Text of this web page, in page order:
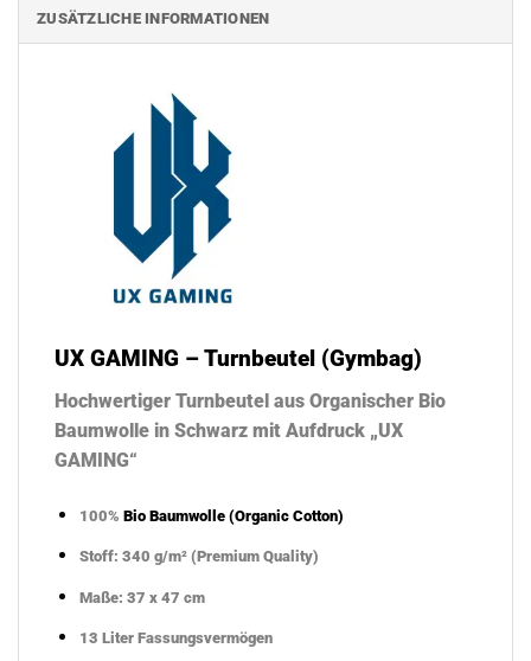
ZUSÄTZLICHE INFORMATIONEN
UX GAMING – Turnbeutel (Gymbag)
Hochwertiger Turnbeutel aus Organischer Bio
Baumwolle in Schwarz mit Aufdruck „UX
GAMING“
100% Bio Baumwolle (Organic Cotton)
Stoff: 340 g/m² (Premium Quality)
Maße: 37 x 47 cm
13 Liter Fassungsvermögen